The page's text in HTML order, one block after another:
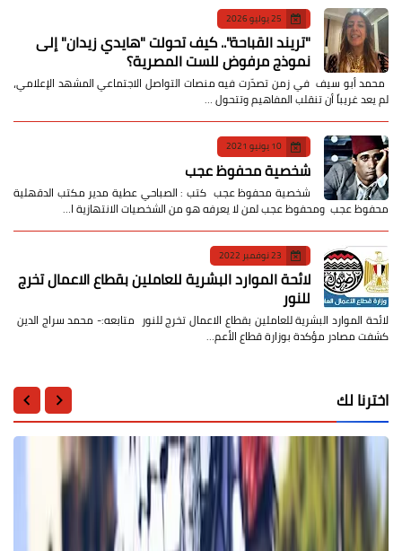
25 يوليو 2026
​"تريند القباحة".. كيف تحولت "هايدي زيدان" إلى
نموذج مرفوض للست المصرية؟
​ محمد أبو سيف ​في زمن تصدّرت فيه منصات التواصل الاجتماعي المشهد الإعلامي،
لم يعد غريباً أن تنقلب المفاهيم وتتحول …
10 يونيو 2021
شخصية محفوظ عجب
شخصية محفوظ عجب كتب : الصباحي عطية مدير مكتب الدقهلية
محفوظ عجب ومحفوظ عجب لمن لا يعرفه هو من الشخصيات الانتهازية ا…
23 نوفمبر 2022
لائحة الموارد البشرية للعاملين بقطاع الاعمال تخرج
للنور
لائحة الموارد البشرية للعاملين بقطاع الاعمال تخرج للنور متابعه:- محمد سراج الدين
كشفت مصادر مؤكدة بوزارة قطاع الأعم…
اخترنا لك